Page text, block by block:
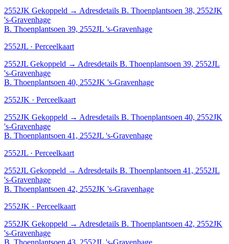
2552JK Gekoppeld → Adresdetails B. Thoenplantsoen 38, 2552JK
's-Gravenhage
B. Thoenplantsoen 39, 2552JL 's-Gravenhage
2552JL · Perceelkaart
2552JL Gekoppeld → Adresdetails B. Thoenplantsoen 39, 2552JL
's-Gravenhage
B. Thoenplantsoen 40, 2552JK 's-Gravenhage
2552JK · Perceelkaart
2552JK Gekoppeld → Adresdetails B. Thoenplantsoen 40, 2552JK
's-Gravenhage
B. Thoenplantsoen 41, 2552JL 's-Gravenhage
2552JL · Perceelkaart
2552JL Gekoppeld → Adresdetails B. Thoenplantsoen 41, 2552JL
's-Gravenhage
B. Thoenplantsoen 42, 2552JK 's-Gravenhage
2552JK · Perceelkaart
2552JK Gekoppeld → Adresdetails B. Thoenplantsoen 42, 2552JK
's-Gravenhage
B. Thoenplantsoen 43, 2552JL 's-Gravenhage